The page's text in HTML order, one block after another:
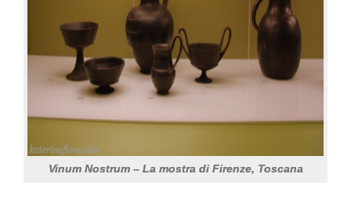
Vinum Nostrum – La mostra di Firenze, Toscana